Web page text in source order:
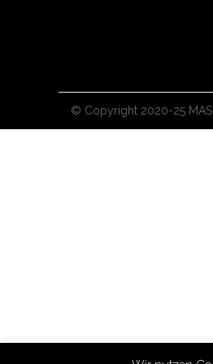
© Copyright 2020-25